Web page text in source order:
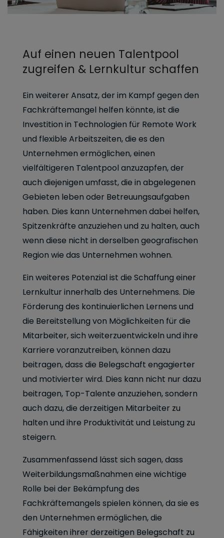
Auf einen neuen Talentpool
zugreifen & Lernkultur schaffen
Ein weiterer Ansatz, der im Kampf gegen den
Fachkräftemangel helfen könnte, ist die
Investition in Technologien für Remote Work
und flexible Arbeitszeiten, die es den
Unternehmen ermöglichen, einen
vielfältigeren Talentpool anzuzapfen, der
auch diejenigen umfasst, die in abgelegenen
Gebieten leben oder Betreuungsaufgaben
haben. Dies kann Unternehmen dabei helfen,
Spitzenkräfte anzuziehen und zu halten, auch
wenn diese nicht in derselben geografischen
Region wie das Unternehmen wohnen.
Ein weiteres Potenzial ist die Schaffung einer
Lernkultur innerhalb des Unternehmens. Die
Förderung des kontinuierlichen Lernens und
die Bereitstellung von Möglichkeiten für die
Mitarbeiter, sich weiterzuentwickeln und ihre
Karriere voranzutreiben, können dazu
beitragen, dass die Belegschaft engagierter
und motivierter wird. Dies kann nicht nur dazu
beitragen, Top-Talente anzuziehen, sondern
auch dazu, die derzeitigen Mitarbeiter zu
halten und ihre Produktivität und Leistung zu
steigern.
Zusammenfassend lässt sich sagen, dass
Weiterbildungsmaßnahmen eine wichtige
Rolle bei der Bekämpfung des
Fachkräftemangels spielen können, da sie es
den Unternehmen ermöglichen, die
Fähigkeiten ihrer derzeitigen Belegschaft zu